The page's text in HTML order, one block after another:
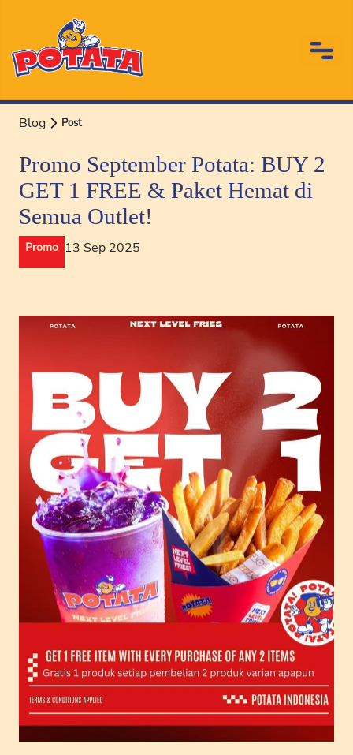
Blog Post
Promo September Potata: BUY 2
GET 1 FREE & Paket Hemat di
Semua Outlet!
Promo 13 Sep 2025